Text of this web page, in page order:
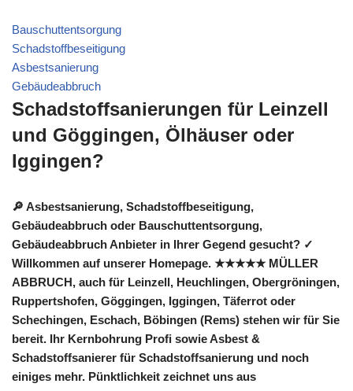
Bauschuttentsorgung
Schadstoffbeseitigung
Asbestsanierung
Gebäudeabbruch
Schadstoffsanierungen für Leinzell
und Göggingen, Ölhäuser oder
Iggingen?
🔎 Asbestsanierung, Schadstoffbeseitigung,
Gebäudeabbruch oder Bauschuttentsorgung,
Gebäudeabbruch Anbieter in Ihrer Gegend gesucht? ✓
Willkommen auf unserer Homepage. ★★★★★ MÜLLER
ABBRUCH, auch für Leinzell, Heuchlingen, Obergröningen,
Ruppertshofen, Göggingen, Iggingen, Täferrot oder
Schechingen, Eschach, Böbingen (Rems) stehen wir für Sie
bereit. Ihr Kernbohrung Profi sowie Asbest &
Schadstoffsanierer für Schadstoffsanierung und noch
einiges mehr. Pünktlichkeit zeichnet uns aus